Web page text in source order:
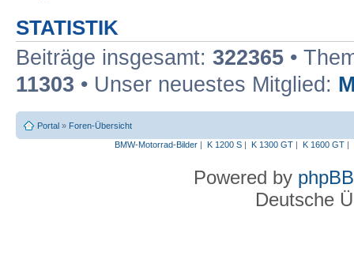
STATISTIK
Beiträge insgesamt: 322365 •
11303 • Unser neuestes Mitglied:
Portal » Foren-Übersicht
BMW-Motorrad-Bilder| K 1200 S| K 1300 GT| K 1600 GT|
Powered by phpBB
Deutsche